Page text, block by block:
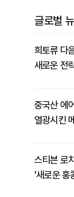
글로벌
희토류 다
새로운 전
중국산 에
열광시킨
스티븐 로
'새로운 홍